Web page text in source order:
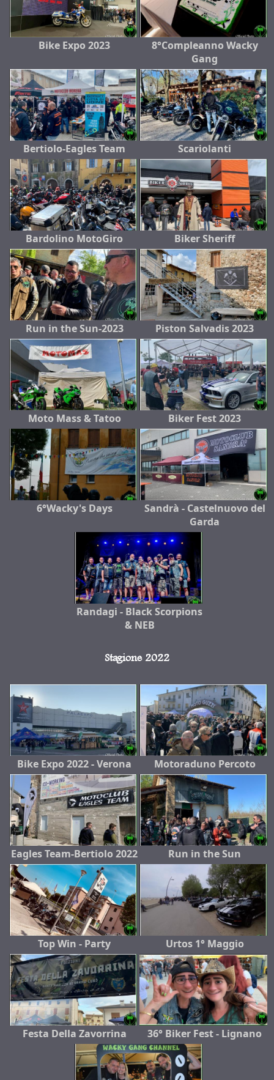
Bike Expo 2023
8°Compleanno Wacky
Gang
Bertiolo-Eagles Team Scariolanti
Bardolino MotoGiro Biker Sheriff
Run in the Sun-2023 Piston Salvadis 2023
Moto Mass & Tatoo Biker Fest 2023
6°Wacky's Days
Sandrà - Castelnuovo del
Garda
Randagi - Black Scorpions
& NEB
Stagione 2022
Bike Expo 2022 - Verona Motoraduno Percoto
Eagles Team-Bertiolo 2022 Run in the Sun
Top Win - Party Urtos 1° Maggio
Festa Della Zavorrina 36° Biker Fest - Lignano